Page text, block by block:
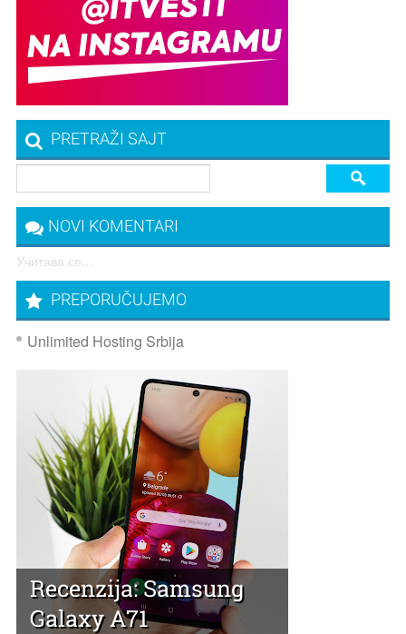
PRETRAŽI SAJT
NOVI KOMENTARI
Учитава се...
PREPORUČUJEMO
Unlimited Hosting Srbija
Recenzija: Samsung
Galaxy A71